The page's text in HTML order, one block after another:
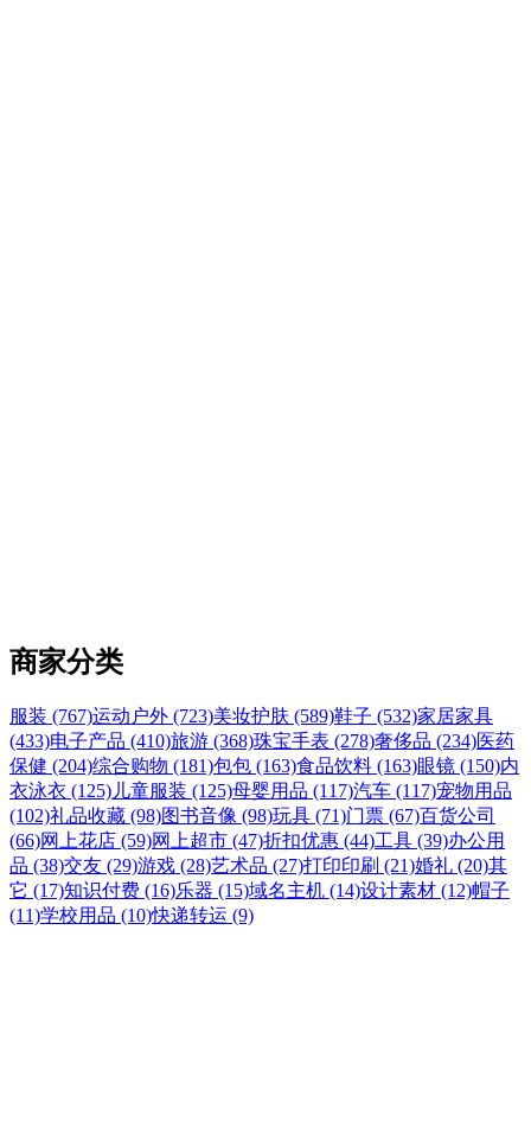
商家分类
服装 (767)运动户外 (723)美妆护肤 (589)鞋子 (532)家居家具
(433)电子产品 (410)旅游 (368)珠宝手表 (278)奢侈品 (234)医药
保健 (204)综合购物 (181)包包 (163)食品饮料 (163)眼镜 (150)内
衣泳衣 (125) 儿童服装 (125)母婴用品 (117)汽车 (117)宠物用品
(102)礼品收藏 (98)图书音像 (98)玩具 (71)门票 (67)百货公司
(66)网上花店 (59)网上超市 (47)折扣优惠 (44)工具 (39)办公用
品 (38)交友 (29)游戏 (28)艺术品 (27)打印印刷 (21)婚礼 (20)其
它 (17)知识付费 (16)乐器 (15)域名主机 (14)设计素材 (12)帽子
(11)学校用品 (10)快递转运 (9)